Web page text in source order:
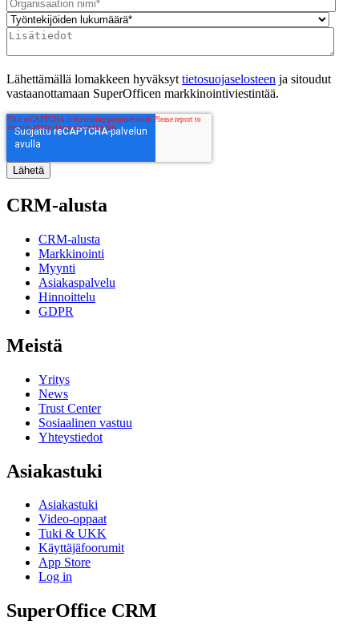
Lähettämällä lomakkeen hyväksyt tietosuojaselosteen ja sitoudut
vastaanottamaan SuperOfficen markkinointiviestintää.
CRM-alusta
CRM-alusta
Markkinointi
Myynti
Asiakaspalvelu
Hinnoittelu
GDPR
Meistä
Yritys
News
Trust Center
Sosiaalinen vastuu
Yhteystiedot
Asiakastuki
Asiakastuki
Video-oppaat
Tuki & UKK
Käyttäjäfoorumit
App Store
Log in
SuperOffice CRM